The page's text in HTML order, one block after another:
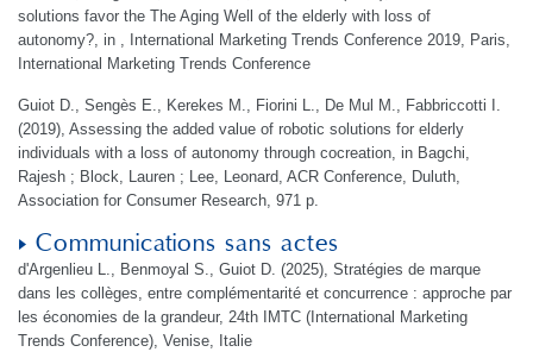
solutions favor the The Aging Well of the elderly with loss of
autonomy?, in , International Marketing Trends Conference 2019, Paris,
International Marketing Trends Conference
Guiot D., Sengès E., Kerekes M., Fiorini L., De Mul M., Fabbriccotti I.
(2019), Assessing the added value of robotic solutions for elderly
individuals with a loss of autonomy through cocreation, in Bagchi,
Rajesh ; Block, Lauren ; Lee, Leonard, ACR Conference, Duluth,
Association for Consumer Research, 971 p.
Communications sans actes
d'Argenlieu L., Benmoyal S., Guiot D. (2025), Stratégies de marque
dans les collèges, entre complémentarité et concurrence : approche par
les économies de la grandeur, 24th IMTC (International Marketing
Trends Conference), Venise, Italie